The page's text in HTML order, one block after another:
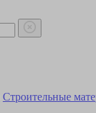
Строительные